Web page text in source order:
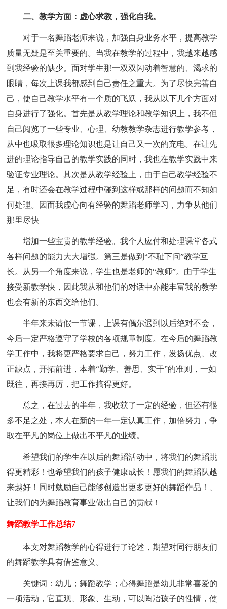
二、教学方面：虚心求教，强化自我。
对于一名舞蹈老师来说，加强自身业务水平，提高教学
质量无疑是至关重要的。当我在教学的过程中，我越来越感
到我经验的缺少。面对学生那一双双闪动着智慧的、渴求的
眼睛，每次上课我都感到自己责任之重大。为了尽快完善自
己，使自己教学水平有一个质的飞跃，我从以下几个方面对
自身进行了强化。首先是从教学理论和教学知识上，我不但
自己阅览了一些专业、心理、幼教教学杂志进行教学参考，
从中也吸取很多理论知识也是让自己又一次的充电。在让先
进的理论指导自己的教学实践的同时，我也在教学实践中来
验证专业理论。其次是从教学经验上，由于自己教学经验不
足，有时还会在教学过程中碰到这样或那样的问题而不知如
何处理。因而我虚心向有经验的舞蹈老师学习，力争从他们
那里尽快
增加一些宝贵的教学经验。我个人应付和处理课堂各式
各样问题的能力大大增强。第三是做到“不耻下问”教学互
长。从另一个角度来说，学生也是老师的“教师”。由于学生
接受新教学快，因此我从和他们的对话中亦能丰富我的教学
也会有新的东西交给他们。
半年来未请假一节课，上课有偶尔迟到以后绝对不会，
今后一定严格遵守了学校的各项规章制度。在今后的舞蹈教
学工作中，我将更严格要求自己，努力工作，发扬优点、改
正缺点，开拓前进，本着“勤学、善思、实干”的准则，一如
既往，再接再厉，把工作搞得更好。
总之，在过去的半年，我收获了一定的经验，但还有很
多不足之处，本人在新的一年一定认真工作，加倍努力，争
取在平凡的岗位上做出不平凡的业绩。
希望我们的学生在以后的舞蹈活动中，将我们的舞蹈跳
得更精彩！也希望我们的孩子健康成长！愿我们的舞蹈队越
来越好！同时勉励自己能够创造出更多更好的舞蹈作品！、
让我们的为舞蹈教育事业做出自己的贡献！
舞蹈教学工作总结7
本文对舞蹈教学的心得进行了论述，期望对同行朋友们
的舞蹈教学具有借鉴意义。
关键词：幼儿；舞蹈教学；心得舞蹈是幼儿非常喜爱的
一项活动，它直观、形象、生动，可以陶冶孩子的性情，使